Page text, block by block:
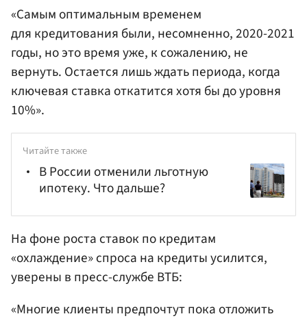
«Самым оптимальным временем
для кредитования были, несомненно, 2020-2021
годы, но это время уже, к сожалению, не
вернуть. Остается лишь ждать периода, когда
ключевая ставка откатится хотя бы до уровня
10%».
Читайте также
В России отменили льготную
ипотеку. Что дальше?
На фоне роста ставок по кредитам
«охлаждение» спроса на кредиты усилится,
уверены в пресс-службе ВТБ:
«Многие клиенты предпочтут пока отложить